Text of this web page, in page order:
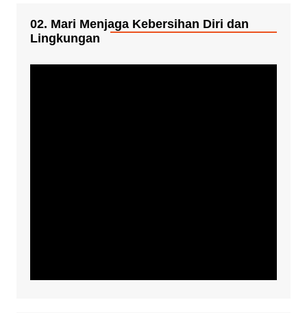
02. Mari Menjaga Kebersihan Diri dan
Lingkungan